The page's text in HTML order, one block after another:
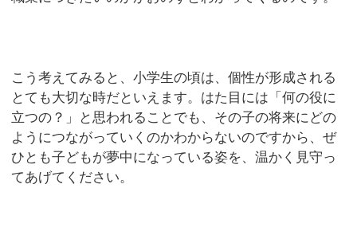
こう考えてみると、小学生の頃は、個性が形成される
とても大切な時だといえます。はた目には「何の役に
立つの？」と思われることでも、その子の将来にどの
ようにつながっていくのかわからないのですから、ぜ
ひとも子どもが夢中になっている姿を、温かく見守っ
てあげてください。